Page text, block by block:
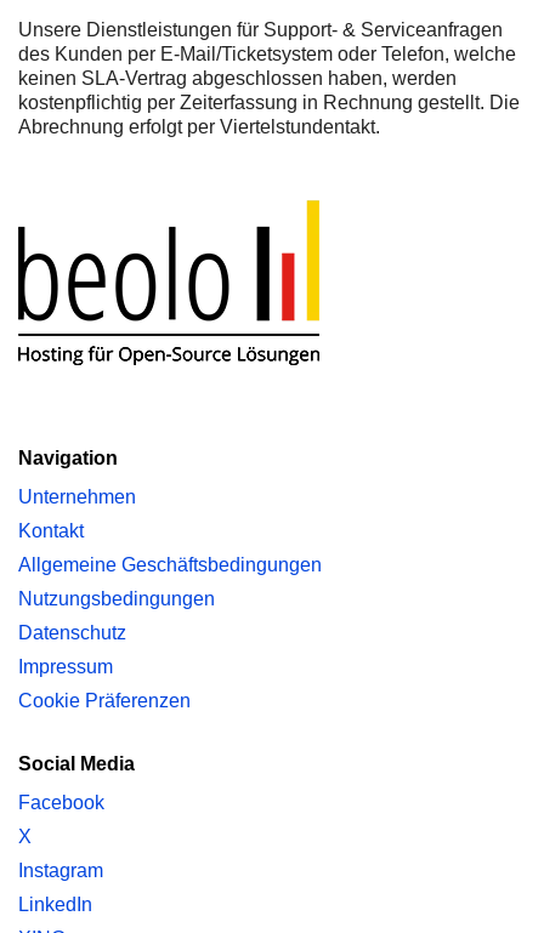
Unsere Dienstleistungen für Support- & Serviceanfragen
des Kunden per E-Mail/Ticketsystem oder Telefon, welche
keinen SLA-Vertrag abgeschlossen haben, werden
kostenpflichtig per Zeiterfassung in Rechnung gestellt. Die
Abrechnung erfolgt per Viertelstundentakt.
Navigation
Unternehmen
Kontakt
Allgemeine Geschäftsbedingungen
Nutzungsbedingungen
Datenschutz
Impressum
Cookie Präferenzen
Social Media
Facebook
X
Instagram
LinkedIn